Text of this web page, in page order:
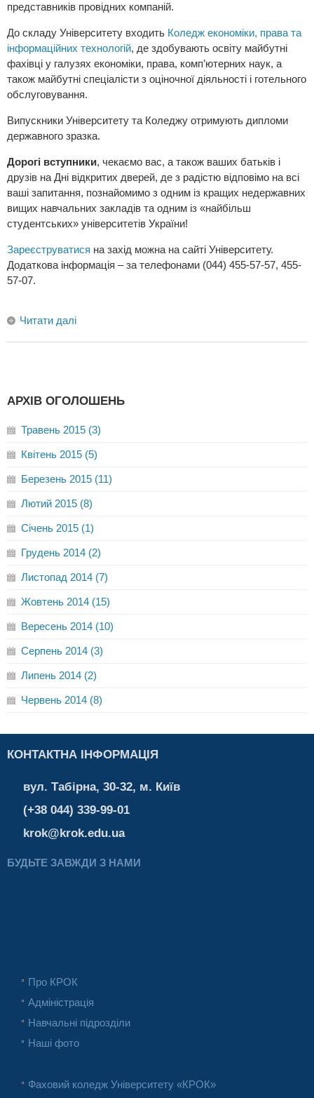
представників провідних компаній.
До складу Університету входить Коледж економіки, права та
інформаційних технологій, де здобувають освіту майбутні
фахівці у галузях економіки, права, комп’ютерних наук, а
також майбутні спеціалісти з оціночної діяльності і готельного
обслуговування.
Випускники Університету та Коледжу отримують дипломи
державного зразка.
Дорогі вступники, чекаємо вас, а також ваших батьків і
друзів на Дні відкритих дверей, де з радістю відповімо на всі
ваші запитання, познайомимо з одним із кращих недержавних
вищих навчальних закладів та одним із «найбільш
студентських» університетів України!
Зареєструватися на захід можна на сайті Університету.
Додаткова інформація – за телефонами (044) 455-57-57, 455-
57-07.
Читати далі
АРХІВ ОГОЛОШЕНЬ
Травень 2015 (3)
Квітень 2015 (5)
Березень 2015 (11)
Лютий 2015 (8)
Січень 2015 (1)
Грудень 2014 (2)
Листопад 2014 (7)
Жовтень 2014 (15)
Вересень 2014 (10)
Серпень 2014 (3)
Липень 2014 (2)
Червень 2014 (8)
КОНТАКТНА ІНФОРМАЦІЯ
вул. Табірна, 30-32, м. Київ
(+38 044) 339-99-01
krok@krok.edu.ua
БУДЬТЕ ЗАВЖДИ З НАМИ
Про КРОК
Адміністрація
Навчальні підрозділи
Наші фото
Фаховий коледж Університету «КРОК»